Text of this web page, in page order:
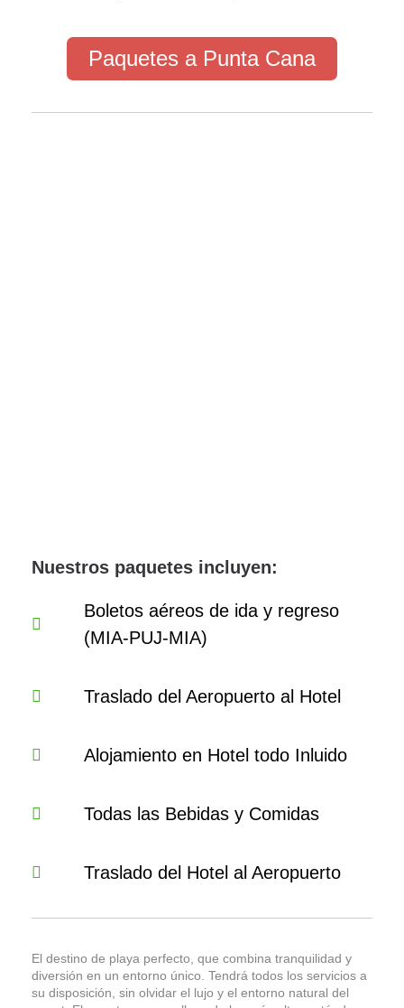
Paquetes a Punta Cana
Nuestros paquetes incluyen:
Boletos aéreos de ida y regreso
(MIA-PUJ-MIA)
Traslado del Aeropuerto al Hotel
Alojamiento en Hotel todo Inluido
Todas las Bebidas y Comidas
Traslado del Hotel al Aeropuerto
El destino de playa perfecto, que combina tranquilidad y
diversión en un entorno único. Tendrá todos los servicios a
su disposición, sin olvidar el lujo y el entorno natural del